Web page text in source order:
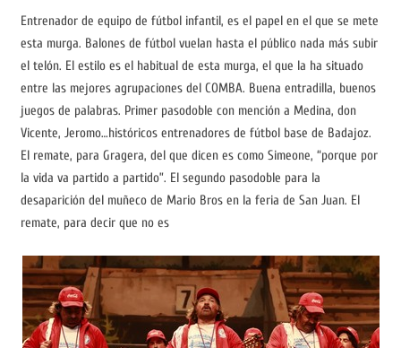
Entrenador de equipo de fútbol infantil, es el papel en el que se mete
esta murga. Balones de fútbol vuelan hasta el público nada más subir
el telón. El estilo es el habitual de esta murga, el que la ha situado
entre las mejores agrupaciones del COMBA. Buena entradilla, buenos
juegos de palabras. Primer pasodoble con mención a Medina, don
Vicente, Jeromo…históricos entrenadores de fútbol base de Badajoz.
El remate, para Gragera, del que dicen es como Simeone, “porque por
la vida va partido a partido”. El segundo pasodoble para la
desaparición del muñeco de Mario Bros en la feria de San Juan. El
remate, para decir que no es